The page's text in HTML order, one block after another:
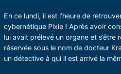
En ce lundi, il est l’heure de
cybernétique Pixie ! Après avoir
lui avait prélevé un organe et s’être
réservée sous le nom de docteur
un détective à qui il est arrivé la